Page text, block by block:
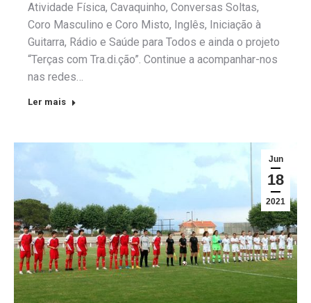
Atividade Física, Cavaquinho, Conversas Soltas,
Coro Masculino e Coro Misto, Inglês, Iniciação à
Guitarra, Rádio e Saúde para Todos e ainda o projeto
“Terças com Tra.di.ção”. Continue a acompanhar-nos
nas redes…
Ler mais
Jun
18
2021